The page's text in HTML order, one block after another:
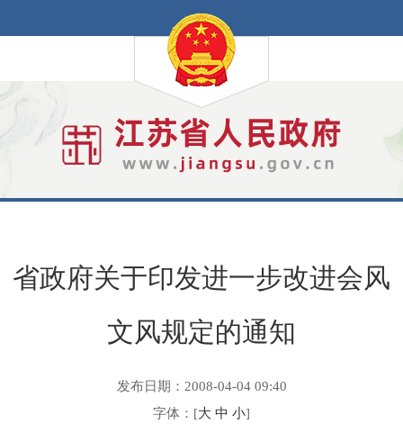
省政府关于印发进一步改进会风
文风规定的通知
发布日期：2008-04-04 09:40
字体：[大 中 小]